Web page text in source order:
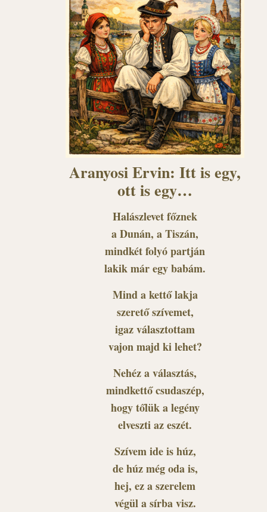
Aranyosi Ervin: Itt is egy,
ott is egy…
Halászlevet főznek
a Dunán, a Tiszán,
mindkét folyó partján
lakik már egy babám.
Mind a kettő lakja
szerető szívemet,
igaz választottam
vajon majd ki lehet?
Nehéz a választás,
mindkettő csudaszép,
hogy tőlük a legény
elveszti az eszét.
Szívem ide is húz,
de húz még oda is,
hej, ez a szerelem
végül a sírba visz.